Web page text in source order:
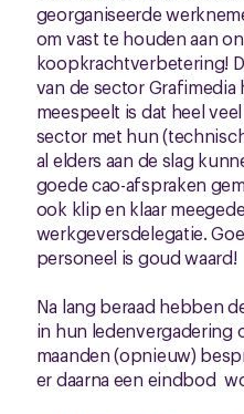
georganiseerde
om vast te houden aan
koopkrachtverbetering!
van de sector
meespeelt is dat heel
sector met hun
al elders aan de slag
goede cao-afspraken
ook klip en klaar
werkgeversdelegatie.
personeel is goud waard!
Na lang beraad hebben
in hun ledenvergadering
maanden (opnieuw)
er daarna een eindbod